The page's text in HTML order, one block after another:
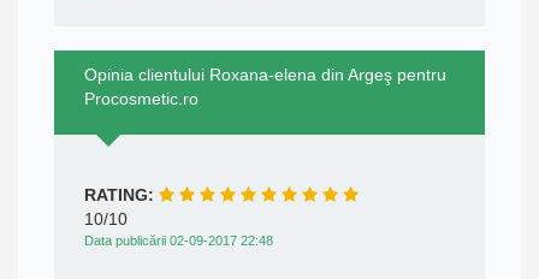
Opinia clientului Roxana-elena din Argeş pentru
Procosmetic.ro
RATING:
10/10
Data publicării 02-09-2017 22:48